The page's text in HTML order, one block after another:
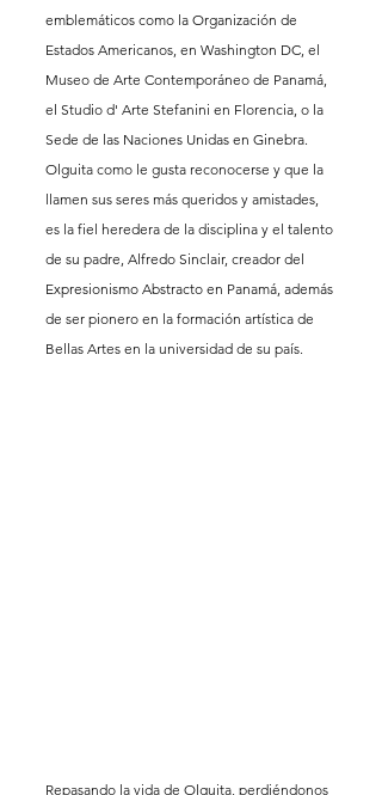
emblemáticos como la Organización de
Estados Americanos, en Washington DC, el
Museo de Arte Contemporáneo de Panamá,
el Studio d' Arte Stefanini en Florencia, o la
Sede de las Naciones Unidas en Ginebra.
Olguita como le gusta reconocerse y que la
llamen sus seres más queridos y amistades,
es la fiel heredera de la disciplina y el talento
de su padre, Alfredo Sinclair, creador del
Expresionismo Abstracto en Panamá, además
de ser pionero en la formación artística de
Bellas Artes en la universidad de su país.
Repasando la vida de Olguita, perdiéndonos